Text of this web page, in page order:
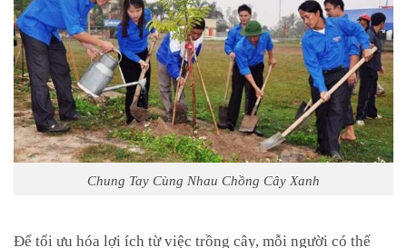
Chung Tay Cùng Nhau Chồng Cây Xanh
Để tối ưu hóa lợi ích từ việc trồng cây, mỗi người có thể